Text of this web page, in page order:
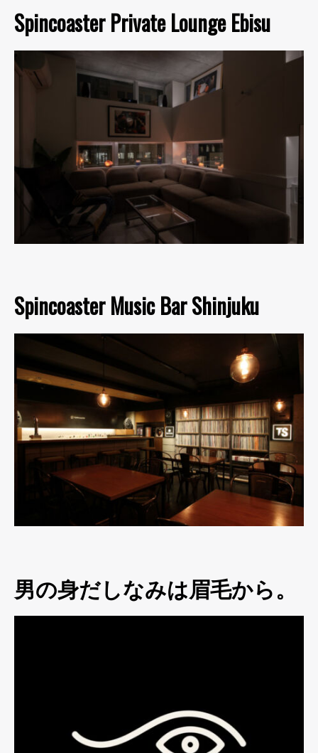
Spincoaster Private Lounge Ebisu
Spincoaster Music Bar Shinjuku
男の身だしなみは眉毛から。